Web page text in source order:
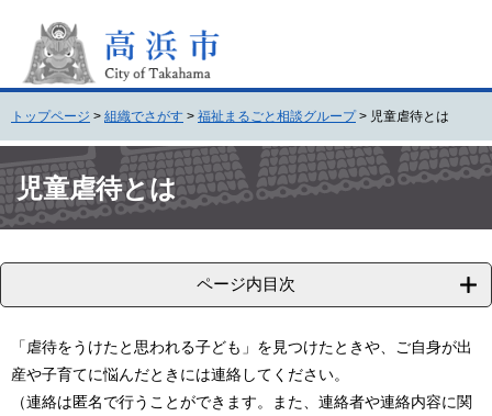
頭
で
す
。
飛
ば
し
て
本
へ
トップページ > 組織でさがす > 福祉まるごと相談グループ > 児童虐待とは
文 児童虐待とは
ページ内目次
「虐待をうけたと思われる子ども」を見つけたときや、ご自身が出
産や子育てに悩んだときには連絡してください。
（連絡は匿名で行うことができます。また、連絡者や連絡内容に関